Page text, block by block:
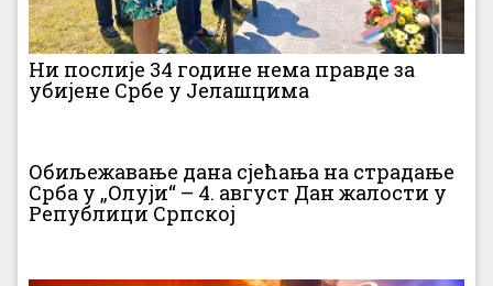
Ни послије 34 године нема правде за
убијене Србе у Јелашцима
Обиљежавање дана сјећања на страдање
Срба у „Олуји“ – 4. август Дан жалости у
Републици Српској